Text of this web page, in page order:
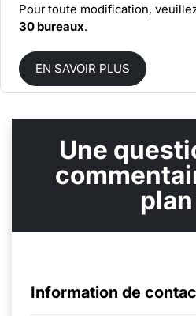
Pour toute modification,
30 bureaux.
EN SAVOIR PLUS
Une
Information de